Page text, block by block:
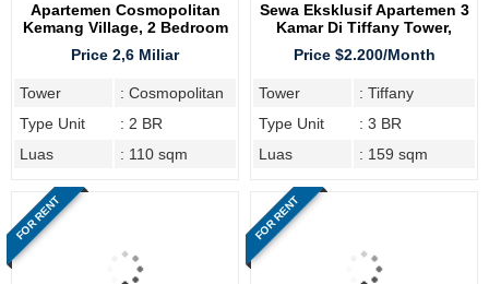
Apartemen Cosmopolitan
Kemang Village, 2 Bedroom
Price 2,6 Miliar
Tower
: Cosmopolitan
Type Unit
: 2 BR
Luas
: 110 sqm
Sewa Eksklusif Apartemen 3
Kamar Di Tiffany Tower,
Kemang Village Residence
Price $2.200/Month
Tower
: Tiffany
Type Unit
: 3 BR
Luas
: 159 sqm
FOR RENT FOR RENT